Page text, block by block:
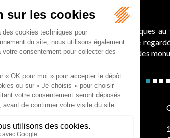
monuments historiques
patrimoniale des monuments historiques
historique a longtemps été
a consacré, en juillet 2026, à la gestion des
GAUCHER-PIOLA
- 33500 LIBOURNE